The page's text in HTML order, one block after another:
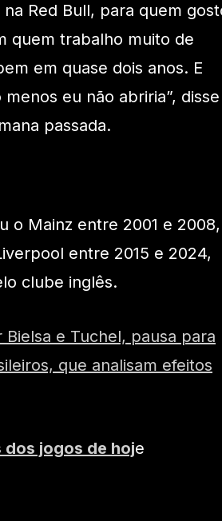
Red Bull, para quem
quem trabalho muito de
em quase dois anos. E
eu não abriria”, disse
passada.
o Mainz entre 2001 e 2008,
entre 2015 e 2024,
clube inglês.
e Tuchel, pausa para
que analisam efeitos
jogos de hoje